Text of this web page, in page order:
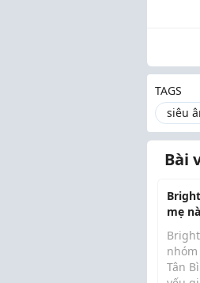
TAGS
siêu
Bài
mẹ
chưa?
Tân